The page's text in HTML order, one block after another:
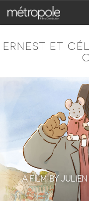
ERNEST ET
A FILM BY